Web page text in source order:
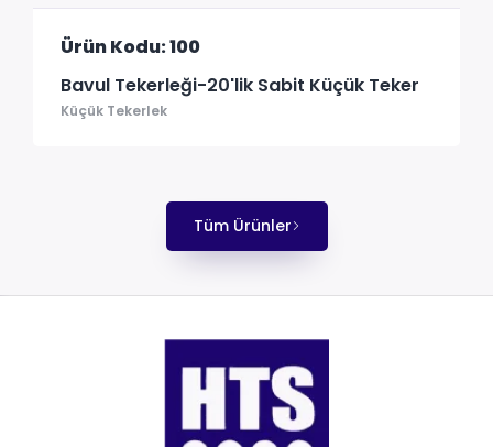
Ürün Kodu: 100
Bavul Tekerleği-20'lik Sabit Küçük Teker
Küçük Tekerlek
Tüm Ürünler